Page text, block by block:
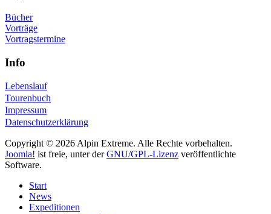
Bücher
Vorträge
Vortragstermine
Info
Lebenslauf
Tourenbuch
Impressum
Datenschutzerklärung
Copyright © 2026 Alpin Extreme. Alle Rechte vorbehalten.
Joomla! ist freie, unter derGNU/GPL-Lizenz veröffentlichte
Software.
Start
News
Expeditionen